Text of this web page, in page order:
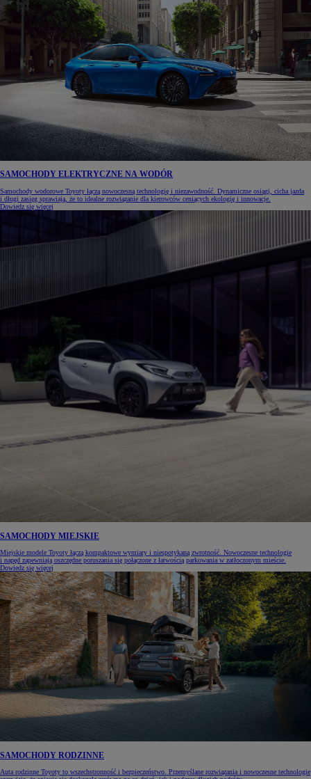
SAMOCHODY ELEKTRYCZNE NA WODÓR
Samochody wodorowe Toyoty łączą nowoczesną technologię i niezawodność. Dynamiczne osiągi, cicha jazda
i długi zasięg sprawiają, że to idealne rozwiązanie dla kierowców ceniących ekologię i innowacje.
Dowiedz się więcej
SAMOCHODY MIEJSKIE
Miejskie modele Toyoty łączą kompaktowe wymiary i niespotykaną zwrotność. Nowoczesne technologie
i napęd zapewniają oszczędne poruszania się połączone z łatwością parkowania w zatłoczonym mieście.
Dowiedz się więcej
SAMOCHODY RODZINNE
Auta rodzinne Toyoty to wszechstronność i bezpieczeństwo. Przemyślane rozwiązania i nowoczesne technologie